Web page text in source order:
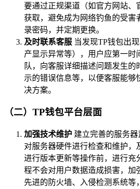
要通过正规渠道（如官方网站、
获取，避免成为网络钓鱼的受害
录密码，并定期更换。
及时联系客服 当发现TP钱包出
产显示异常等），用户应第一时
队，向客服详细描述问题发生的
示的错误信息等，以便客服能够
决方案。
（二）TP钱包平台层面
加强技术维护 建立完善的服务
对服务器硬件进行检查和维护，
进行版本更新等操作前，进行充
程不会对用户数据造成损害，加
先进的防火墙、入侵检测系统等